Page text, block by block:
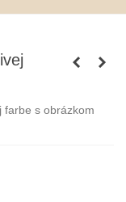
farbe s obrázkom